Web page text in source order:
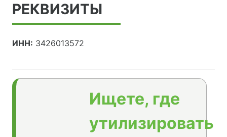
РЕКВИЗИТЫ
ИНН: 3426013572
Ищете, где
утилизировать